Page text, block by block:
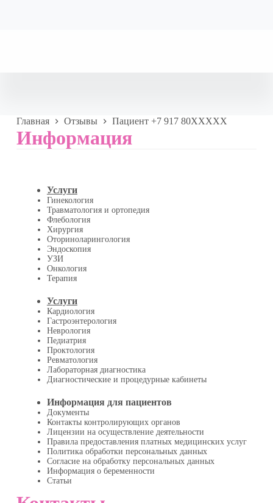
Главная Отзывы Пациент +7 917 80XXXXX
Информация
Услуги
Гинекология
Травматология и ортопедия
Флебология
Хирургия
Оториноларингология
Эндоскопия
УЗИ
Онкология
Терапия
Услуги
Кардиология
Гастроэнтерология
Неврология
Педиатрия
Проктология
Ревматология
Лабораторная диагностика
Диагностические и процедурные кабинеты
Информация для пациентов
Документы
Контакты контролирующих органов
Лицензии на осуществление деятельности
Правила предоставления платных медицинских услуг
Политика обработки персональных данных
Согласие на обработку персональных данных
Информация о беременности
Статьи